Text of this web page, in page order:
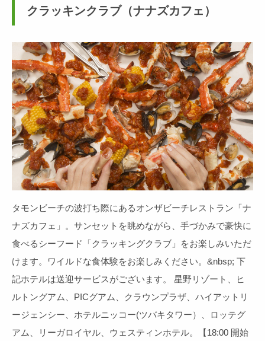
クラッキンクラブ（ナナズカフェ）
タモンビーチの波打ち際にあるオンザビーチレストラン「ナ
ナズカフェ」。サンセットを眺めながら、手づかみで豪快に
食べるシーフード「クラッキングクラブ」をお楽しみいただ
けます。ワイルドな食体験をお楽しみください。&nbsp; 下
記ホテルは送迎サービスがございます。 星野リゾート、ヒ
ルトングアム、PICグアム、クラウンプラザ、ハイアットリ
ージェンシー、ホテルニッコー(ツバキタワー）、ロッテグ
アム、リーガロイヤル、ウェスティンホテル。【18:00 開始